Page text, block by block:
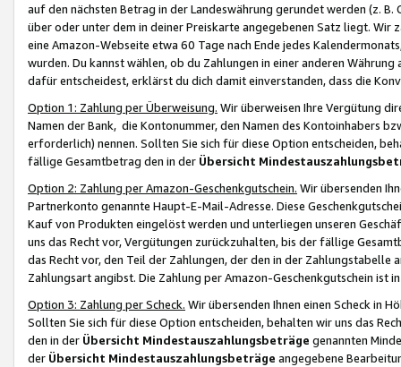
auf den nächsten Betrag in der Landeswährung gerundet werden (z.
über oder unter dem in deiner Preiskarte angegebenen Satz liegt.
eine Amazon-Webseite etwa 60 Tage nach Ende jedes
wurden. Du kannst wählen, ob du Zahlungen in einer anderen
dafür entscheidest, erklärst du dich damit einverstanden, dass die
Option 1: Zahlung per Überweisung. Wir überweisen Ihre Vergütung
Namen der Bank, die Kontonummer, den Namen des Kontoinhabers
erforderlich) nennen. Sollten Sie sich für diese Option entscheiden,
fällige Gesamtbetrag den in der Übersicht
Option 2: Zahlung per Amazon-Geschenkgutschein. Wir übersenden
Partnerkonto genannte Haupt-E-Mail-Adresse. Diese
Kauf von Produkten eingelöst werden und unterliegen unseren
uns das Recht vor, Vergütungen zurückzuhalten, bis der fällige
das Recht vor, den Teil der Zahlungen, der den in der
Zahlungsart angibst. Die Zahlung per Amazon-Geschenkgutschein ist
Option 3: Zahlung per Scheck. Wir übersenden Ihnen einen Scheck in
Sollten Sie sich für diese Option entscheiden, behalten wir uns das
den in der Übersicht Mindestauszahlungsbeträge genannten
der Übersicht Mindestauszahlungsbeträge angegebene